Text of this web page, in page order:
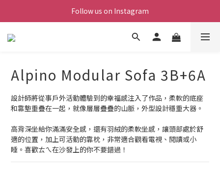
Follow us on Instagram
Alpino Modular Sofa 3B+6A
設計師將從事戶外活動體驗到的幸福感注入了作品，柔軟的底座
和靠墊重疊在一起，就像層層疊疊的山脈，外型設計穩重大器。
高背深坐給你滿滿安全感，還有羽絨的柔軟坐感，讓頭部處於舒
適的位置，加上可活動的靠枕，非常適合觀看電視、閱讀或小
睡。喜歡ㄊㄟ在沙發上的你不要錯過！